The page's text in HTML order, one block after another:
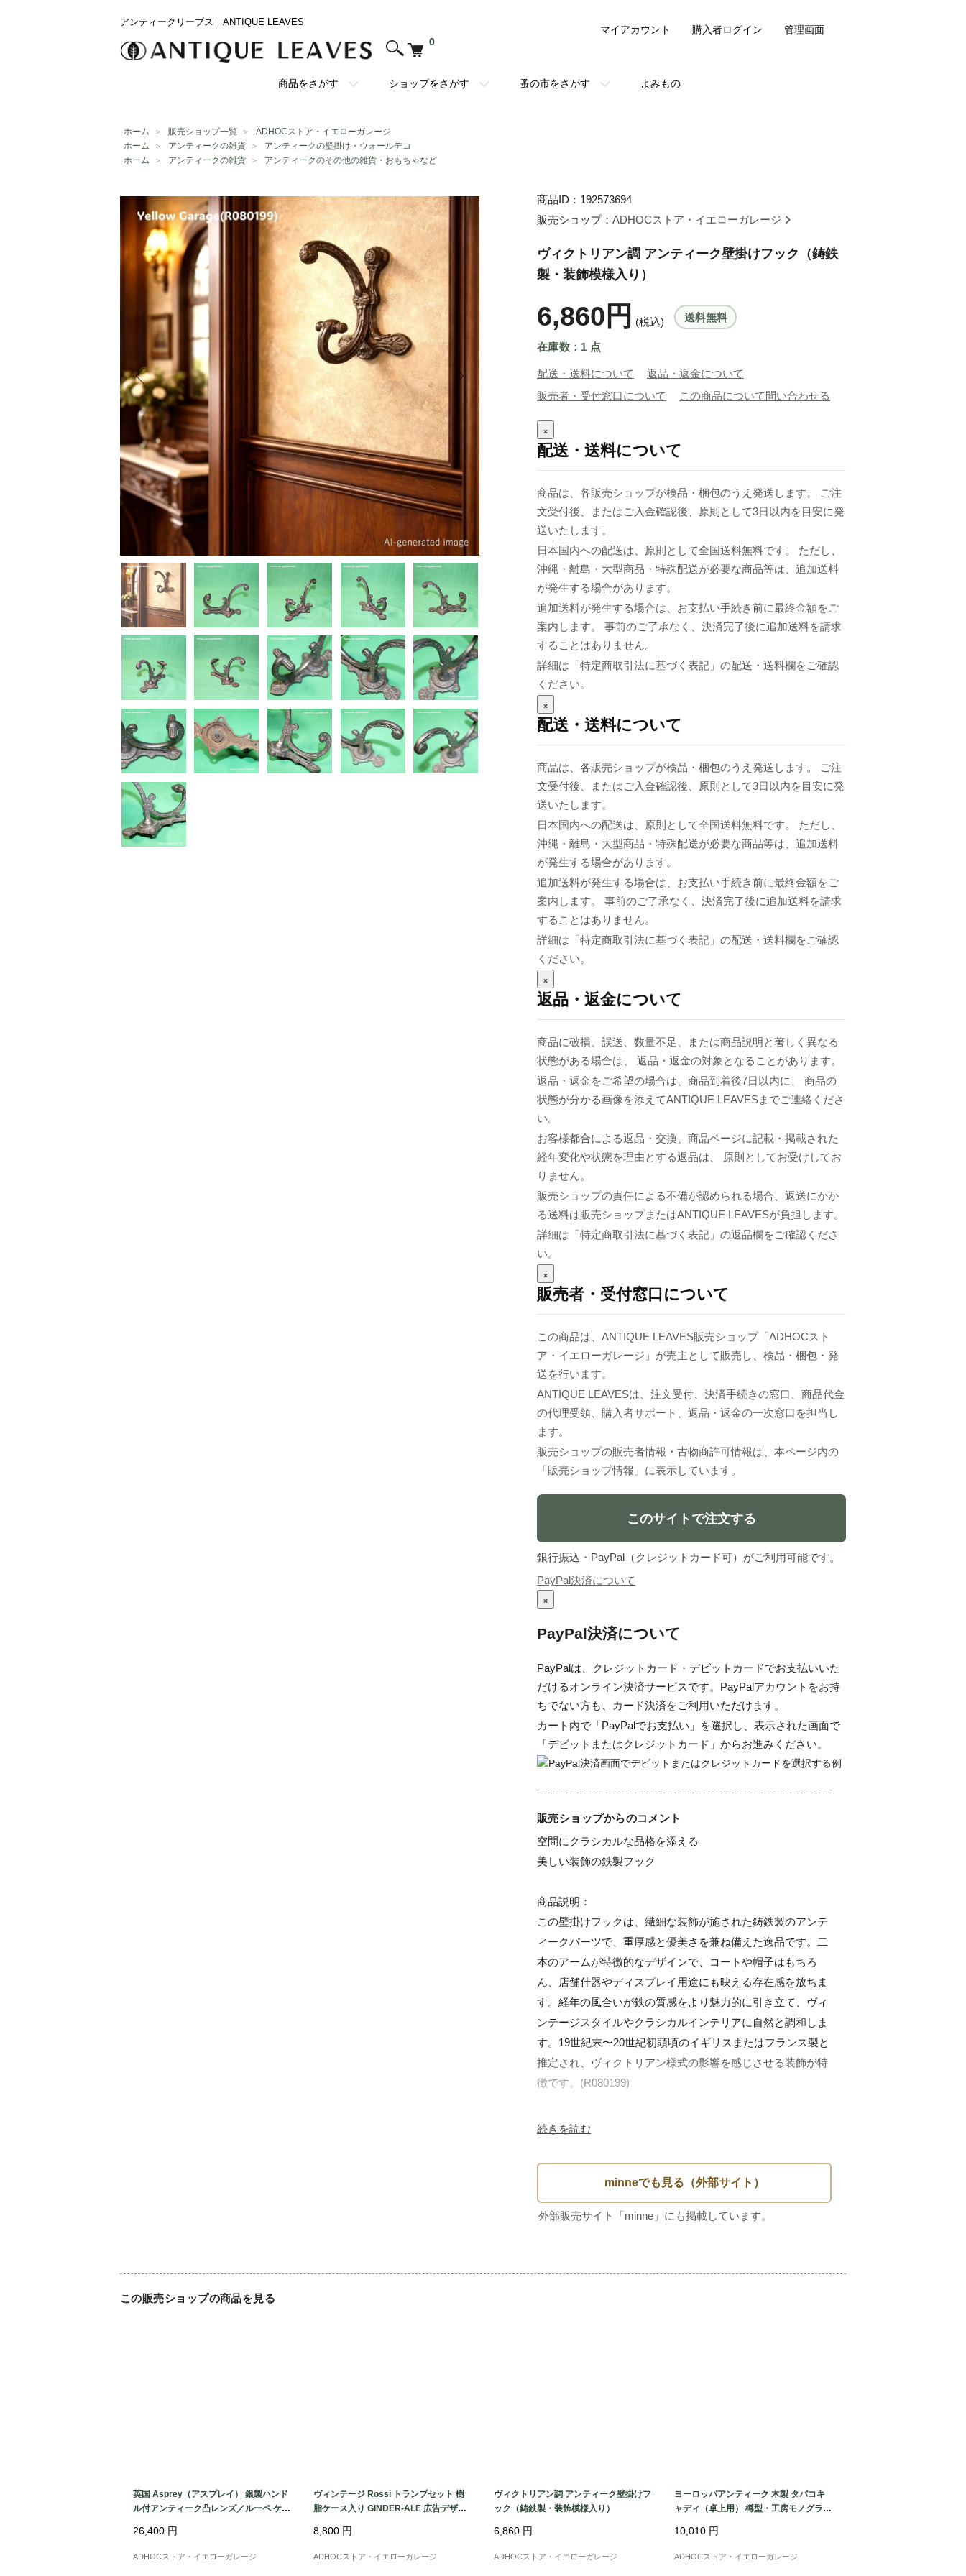
アンティークリーブス｜ANTIQUE LEAVES
0
商品をさがす ショップをさがす 蚤の市をさがす よみもの
マイアカウント 購入者ログイン 管理画面
ホーム ＞ 販売ショップ一覧 ＞
ADHOCストア・イエローガレージ
ホーム
＞ アンティークの雑貨 ＞
アンティークの壁掛け・ウォールデコ
ホーム
＞ アンティークの雑貨 ＞ アンティークのその他の雑貨・おもちゃなど
商品ID：192573694
販売ショップ： ADHOCストア・イエローガレージ
ヴィクトリアン調 アンティーク壁掛けフック（鋳鉄
製・装飾模様入り）
6,860円 (税込) 送料無料
在庫数：1 点
配送・送料について
返品・返金について
販売者・受付窓口について
この商品について問い合わせる
×
配送・送料について
商品は、各販売ショップが検品・梱包のうえ発送します。 ご注
文受付後、またはご入金確認後、原則として3日以内を目安に発
送いたします。
日本国内への配送は、原則として全国送料無料です。 ただし、
沖縄・離島・大型商品・特殊配送が必要な商品等は、追加送料
が発生する場合があります。
追加送料が発生する場合は、お支払い手続き前に最終金額をご
案内します。 事前のご了承なく、決済完了後に追加送料を請求
することはありません。
詳細は「特定商取引法に基づく表記」の配送・送料欄をご確認
ください。
×
配送・送料について
商品は、各販売ショップが検品・梱包のうえ発送します。 ご注
文受付後、またはご入金確認後、原則として3日以内を目安に発
送いたします。
日本国内への配送は、原則として全国送料無料です。 ただし、
沖縄・離島・大型商品・特殊配送が必要な商品等は、追加送料
が発生する場合があります。
追加送料が発生する場合は、お支払い手続き前に最終金額をご
案内します。 事前のご了承なく、決済完了後に追加送料を請求
することはありません。
詳細は「特定商取引法に基づく表記」の配送・送料欄をご確認
ください。
×
返品・返金について
商品に破損、誤送、数量不足、または商品説明と著しく異なる
状態がある場合は、 返品・返金の対象となることがあります。
返品・返金をご希望の場合は、商品到着後7日以内に、 商品の
状態が分かる画像を添えてANTIQUE LEAVESまでご連絡くださ
い。
お客様都合による返品・交換、商品ページに記載・掲載された
経年変化や状態を理由とする返品は、 原則としてお受けしてお
りません。
販売ショップの責任による不備が認められる場合、返送にかか
る送料は販売ショップまたはANTIQUE LEAVESが負担します。
詳細は「特定商取引法に基づく表記」の返品欄をご確認くださ
い。
×
販売者・受付窓口について
この商品は、ANTIQUE LEAVES販売ショップ「ADHOCスト
ア・イエローガレージ」が売主として販売し、検品・梱包・発
送を行います。
ANTIQUE LEAVESは、注文受付、決済手続きの窓口、商品代金
の代理受領、購入者サポート、返品・返金の一次窓口を担当し
ます。
販売ショップの販売者情報・古物商許可情報は、本ページ内の
「販売ショップ情報」に表示しています。
このサイトで注文する
銀行振込・PayPal（クレジットカード可）がご利用可能です。
PayPal決済について
×
PayPal決済について
PayPalは、クレジットカード・デビットカードでお支払いいた
だけるオンライン決済サービスです。PayPalアカウントをお持
ちでない方も、カード決済をご利用いただけます。
カート内で「PayPalでお支払い」を選択し、表示された画面で
「デビットまたはクレジットカード」からお進みください。
販売ショップからのコメント
空間にクラシカルな品格を添える
美しい装飾の鉄製フック
商品説明：
この壁掛けフックは、繊細な装飾が施された鋳鉄製のアンテ
ィークパーツで、重厚感と優美さを兼ね備えた逸品です。二
本のアームが特徴的なデザインで、コートや帽子はもちろ
ん、店舗什器やディスプレイ用途にも映える存在感を放ちま
す。経年の風合いが鉄の質感をより魅力的に引き立て、ヴィ
ンテージスタイルやクラシカルインテリアに自然と調和しま
す。19世紀末〜20世紀初頭頃のイギリスまたはフランス製と
推定され、ヴィクトリアン様式の影響を感じさせる装飾が特
徴です。(R080199)
仕様：
・サイズ（約）：高さ19cm × 奥行13cm × 幅7.5cm
・カラー：ダークブロンズ（アンティーク仕上げ）
・重量：約800g
・取り付け穴：2ヶ所（ネジ付属なし）
続きを読む
この販売ショップの商品を見る
英国 Asprey（アスプレイ） 銀製ハンド
ル付アンティーク凸レンズ／ルーペ ケー
26,400 円
ADHOCストア・イエローガレージ
ヴィンテージ Rossi トランプセット 樹
脂ケース入り GINDER-ALE 広告デザイ
8,800 円
ADHOCストア・イエローガレージ
ヴィクトリアン調 アンティーク壁掛けフ
ック（鋳鉄製・装飾模様入り）
6,860 円
ADHOCストア・イエローガレージ
ヨーロッパアンティーク 木製 タバコキ
ャディ（卓上用） 樽型・工房モノグラム
10,010 円
ADHOCストア・イエローガレージ